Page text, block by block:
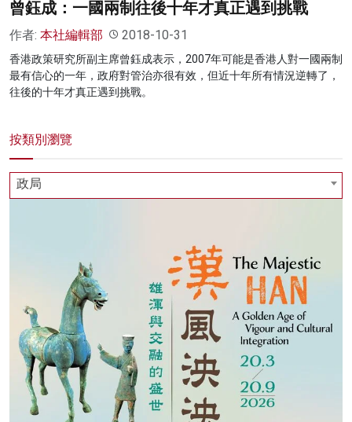
曾鈺成：一國兩制往後十年才真正遇到挑戰
作者: 本社編輯部 2018-10-31
香港政策研究所副主席曾鈺成表示，2007年可能是香港人對一國兩制
最有信心的一年，政府對管治亦很有效，但近十年所有情況逆轉了，
往後的十年才真正遇到挑戰。
按類別瀏覽
政局